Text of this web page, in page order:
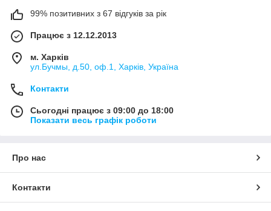
99% позитивних з 67 відгуків за рік
Працює з 12.12.2013
м. Харків
ул.Бучмы, д.50, оф.1, Харків, Україна
Контакти
Сьогодні працює з 09:00 до 18:00
Показати весь графік роботи
Про нас
Контакти